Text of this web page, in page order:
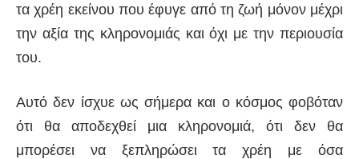
τα χρέη εκείνου που έφυγε από τη ζωή μόνον μέχρι
την αξία της κληρονομιάς και όχι με την περιουσία
του.
Αυτό δεν ίσχυε ως σήμερα και ο κόσμος φοβόταν
ότι θα αποδεχθεί μια κληρονομιά, ότι δεν θα
μπορέσει να ξεπληρώσει τα χρέη με όσα